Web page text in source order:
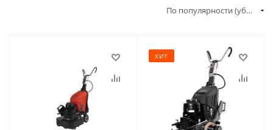
По популярности (убывание)
ХИТ